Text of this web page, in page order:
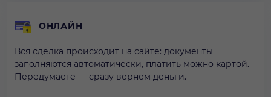
ОНЛАЙН
Вся сделка происходит на сайте: документы
заполняются автоматически, платить можно картой.
Передумаете — сразу вернем деньги.